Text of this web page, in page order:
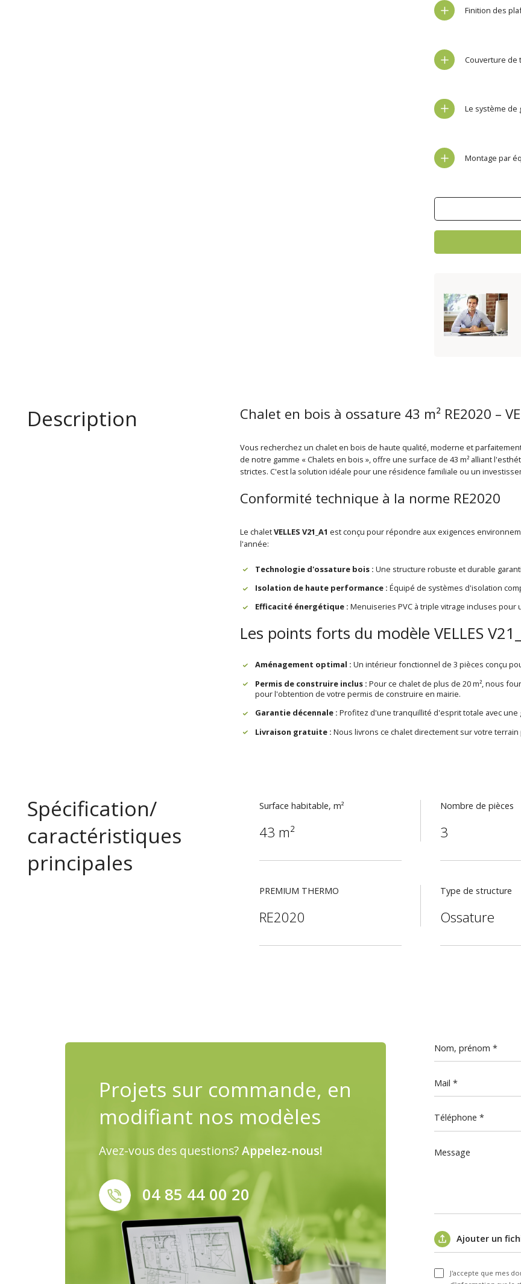
Finition des
Couverture de
Le système de
Montage par
Description Chalet en bois à ossature 43 m² RE2020 –
Vous recherchez un chalet en bois de haute qualité, moderne et
de notre gamme « Chalets en bois », offre une surface de 43 m² alliant
strictes. C'est la solution idéale pour une résidence familiale ou un
Conformité technique à la norme RE2020
Le chaletVELLES V21_A1 est conçu pour répondre aux exigences
l'année:
Technologie d'ossature bois : Une structure robuste et durable
Isolation de haute performance : Équipé de systèmes d'isolation
Efficacité énergétique : Menuiseries PVC à triple vitrage incluses
Les points forts du modèle VELLES
Aménagement optimal : Un intérieur fonctionnel de 3 pièces conçu
Permis de construire inclus : Pour ce chalet de plus de 20 m², nous
pour l'obtention de votre permis de construire en mairie.
Garantie décennale : Profitez d'une tranquillité d'esprit totale avec
Livraison gratuite : Nous livrons ce chalet directement sur votre
Spécification/
caractéristiques
principales
Surface habitable, m²
43 m²
Nombre de pièces
3
PREMIUM THERMO
RE2020
Type de structure
Ossature
Projets sur commande, en
modifiant nos modèles
Avez-vous des questions?Appelez-nous!
04 85 44 00 20
Nom, prénom
Mail
Téléphone
Message
Ajouter un
J'accepte que mes